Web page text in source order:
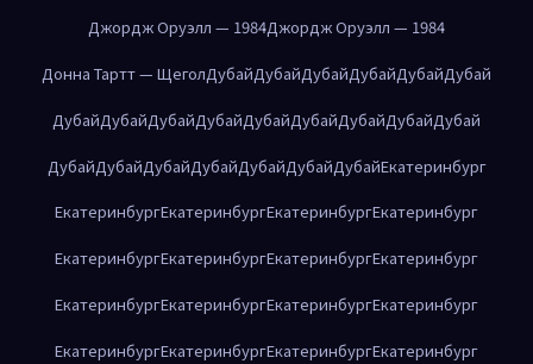
Джордж Оруэлл — 1984Джордж Оруэлл — 1984
Донна Тартт — ЩеголДубайДубайДубайДубайДубайДубай
ДубайДубайДубайДубайДубайДубайДубайДубайДубай
ДубайДубайДубайДубайДубайДубайДубайЕкатеринбург
ЕкатеринбургЕкатеринбургЕкатеринбургЕкатеринбург
ЕкатеринбургЕкатеринбургЕкатеринбургЕкатеринбург
ЕкатеринбургЕкатеринбургЕкатеринбургЕкатеринбург
ЕкатеринбургЕкатеринбургЕкатеринбургЕкатеринбург